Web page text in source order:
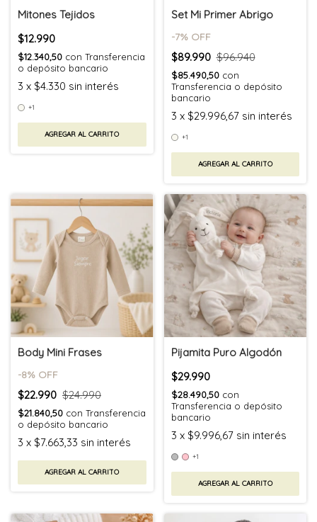
Mitones Tejidos
$12.990
$12.340,50 con Transferencia
o depósito bancario
3 x $4.330 sin interés
+1
AGREGAR AL CARRITO
Set Mi Primer Abrigo
-7% OFF
$89.990 $96.940
$85.490,50 con
Transferencia o depósito
bancario
3 x $29.996,67 sin interés
+1
AGREGAR AL CARRITO
Body Mini Frases
-8% OFF
$22.990 $24.990
$21.840,50 con Transferencia
o depósito bancario
3 x $7.663,33 sin interés
AGREGAR AL CARRITO
Pijamita Puro Algodón
$29.990
$28.490,50 con
Transferencia o depósito
bancario
3 x $9.996,67 sin interés
+1
AGREGAR AL CARRITO